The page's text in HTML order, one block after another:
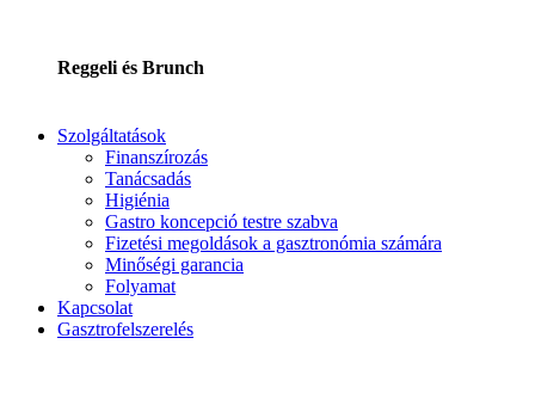
Reggeli és Brunch
Szolgáltatások
Finanszírozás
Tanácsadás
Higiénia
Gastro koncepció testre szabva
Fizetési megoldások a gasztronómia számára
Minőségi garancia
Folyamat
Kapcsolat
Gasztrofelszerelés